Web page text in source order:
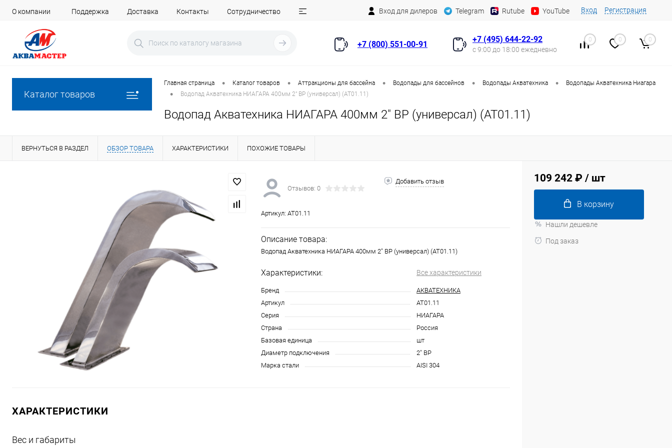
О компании Поддержка Доставка Контакты Сотрудничество Вход для дилеров Telegram Rutube YouTube Вход Регистрация
+7 (800) 551-00-91
+7 (495) 644-22-92
с 9:00 до 18:00 ежедневно
0 0 0
Каталог товаров
Главная страница • Каталог товаров • Аттракционы для бассейна • Водопады для бассейнов • Водопады Акватехника • Водопады Акватехника Ниагара
• Водопад Акватехника НИАГАРА 400мм 2" ВР (универсал) (AT01.11)
Водопад Акватехника НИАГАРА 400мм 2" ВР (универсал) (AT01.11)
ВЕРНУТЬСЯ В РАЗДЕЛ ОБЗОР ТОВАРА ХАРАКТЕРИСТИКИ ПОХОЖИЕ ТОВАРЫ
Отзывов: 0
Добавить отзыв
Артикул: AT01.11
Описание товара:
Водопад Акватехника НИАГАРА 400мм 2" ВР (универсал) (AT01.11)
Характеристики: Все характеристики
Бренд
АКВАТЕХНИКА
Артикул
AT01.11
Серия
НИАГАРА
Страна
Россия
Базовая единица
шт
Диаметр подключения
2" ВР
Марка стали
AISI 304
ХАРАКТЕРИСТИКИ
Вес и габариты
109 242 ₽ / шт
В корзину
Нашли дешевле
Под заказ